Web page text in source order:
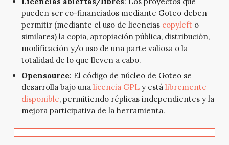
pueden ser co-financiados mediante Goteo deben
permitir (mediante el uso de licencias copylefto
similares) la copia, apropiación pública, distribución,
modificación y/o uso de una parte valiosa o la
totalidad de lo que lleven a cabo.
Opensource: El código de núcleo de Goteo se
desarrolla bajo una licencia GPLy está libremente
disponible, permitiendo réplicas independientes y la
mejora participativa de la herramienta.